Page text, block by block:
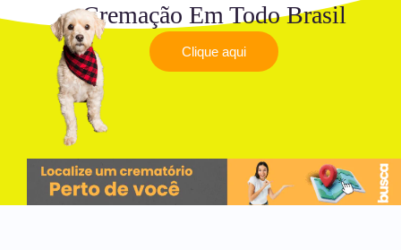
Cremação Em Todo Brasil
Clique aqui